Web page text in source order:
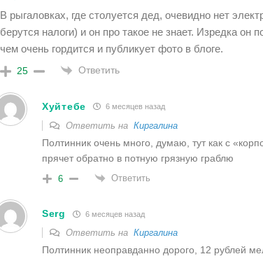
В рыгаловках, где столуется дед, очевидно нет
берутся налоги) и он про такое не знает. Изредка он
чем очень гордится и публикует фото в блоге.
25 Ответить
Хуйтебе 6 месяцев назад
Ответить на Киргалина
Полтинник очень много, думаю, тут как с
прячет обратно в потную грязную граблю
6 Ответить
Serg 6 месяцев назад
Ответить на Киргалина
Полтинник неоправданно дорого, 12 рублей